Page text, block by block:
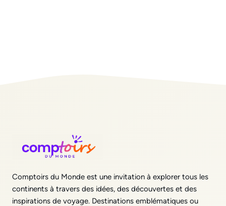
Comptoirs du Monde est une invitation à explorer tous les
continents à travers des idées, des découvertes et des
inspirations de voyage. Destinations emblématiques ou